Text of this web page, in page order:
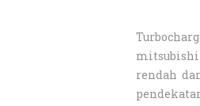
rendah